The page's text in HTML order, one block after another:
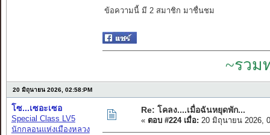
ข้อความนี้ มี 2 สมาชิก มาชื่นชม
~รวม
20 มิถุนายน 2026, 02:58:PM
โซ...เซอะเซอ
Special Class LV5
นักกลอนแห่งเมืองหลวง
Re: โคลง....เมื่อฉันหยุดพัก...
« ตอบ #224 เมื่อ: 20 มิถุนายน 2026,